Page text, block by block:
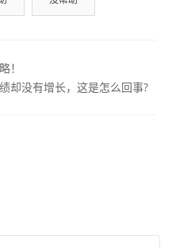
！
却没有增长，这是怎么回事?